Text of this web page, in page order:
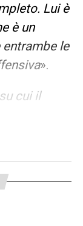
Lui è
è un
le
».
cui il
ha